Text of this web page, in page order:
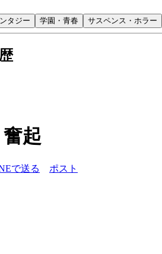
タジー 学園・青春 サスペンス・ホラー
起
で送る ポスト